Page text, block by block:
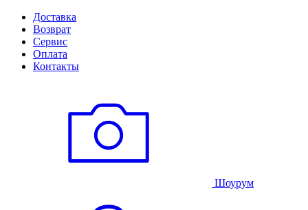
Доставка
Возврат
Сервис
Оплата
Контакты
Шоурум